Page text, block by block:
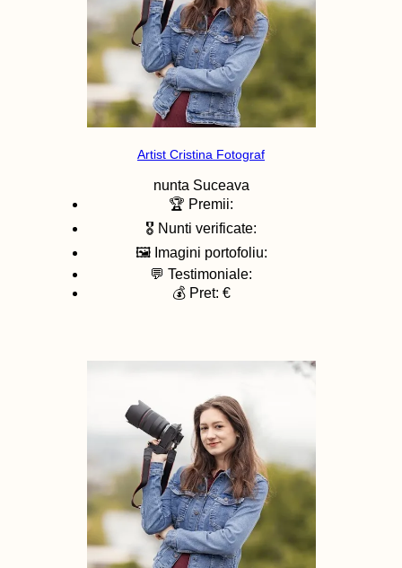
Artist Cristina Fotograf
nunta Suceava
🏆 Premii:
🎖️ Nunti verificate:
🖼️ Imagini portofoliu:
💬 Testimoniale:
💰 Pret: €